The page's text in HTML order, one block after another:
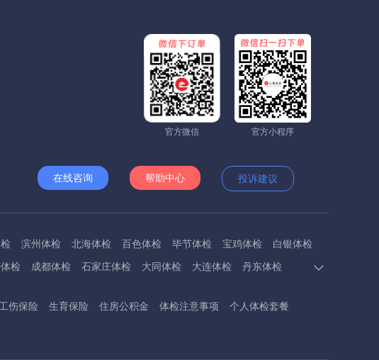
官方微信 官方小程序
在线咨询 帮助中心 投诉建议
滨州体检 北海体检 百色体检 毕节体检 宝鸡体检
白银体检
检 成都体检 石家庄体检 大同体检 大连体检
丹东体检
水体检 呼和浩特体检 呼伦贝尔体检 葫芦岛体检
哈尔滨体检
景德镇体检 九江体检 吉安体检 济南体检 济宁体检 焦作体检
工伤保险 生育保险 住房公积金 体检注意事项
个人体检套餐